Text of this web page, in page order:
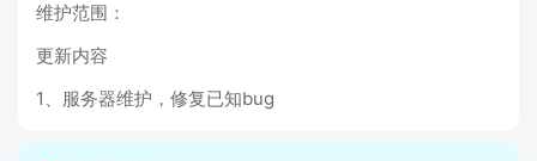
维护范围：
更新内容
1、服务器维护，修复已知bug